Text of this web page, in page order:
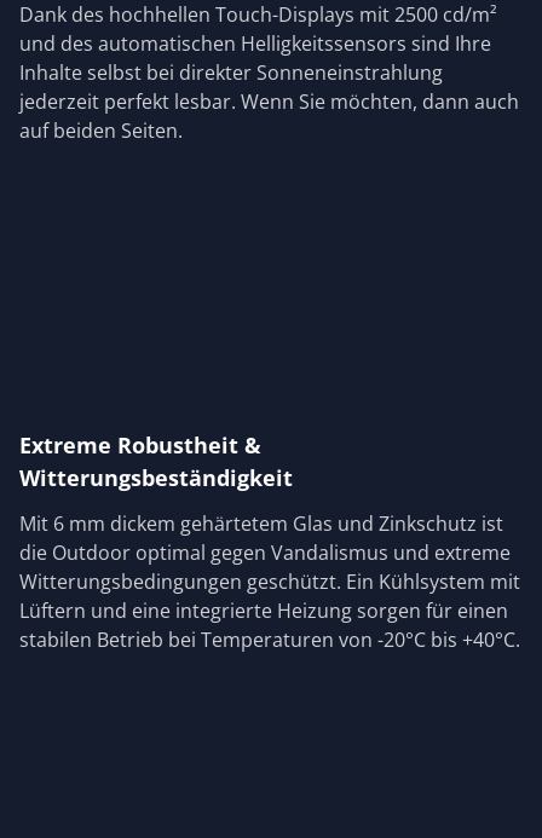
Dank des hochhellen Touch-Displays mit 2500 cd/m²
und des automatischen Helligkeitssensors sind Ihre
Inhalte selbst bei direkter Sonneneinstrahlung
jederzeit perfekt lesbar. Wenn Sie möchten, dann auch
auf beiden Seiten.
Extreme Robustheit &
Witterungsbeständigkeit
Mit 6 mm dickem gehärtetem Glas und Zinkschutz ist
die Outdoor optimal gegen Vandalismus und extreme
Witterungsbedingungen geschützt. Ein Kühlsystem mit
Lüftern und eine integrierte Heizung sorgen für einen
stabilen Betrieb bei Temperaturen von -20°C bis +40°C.